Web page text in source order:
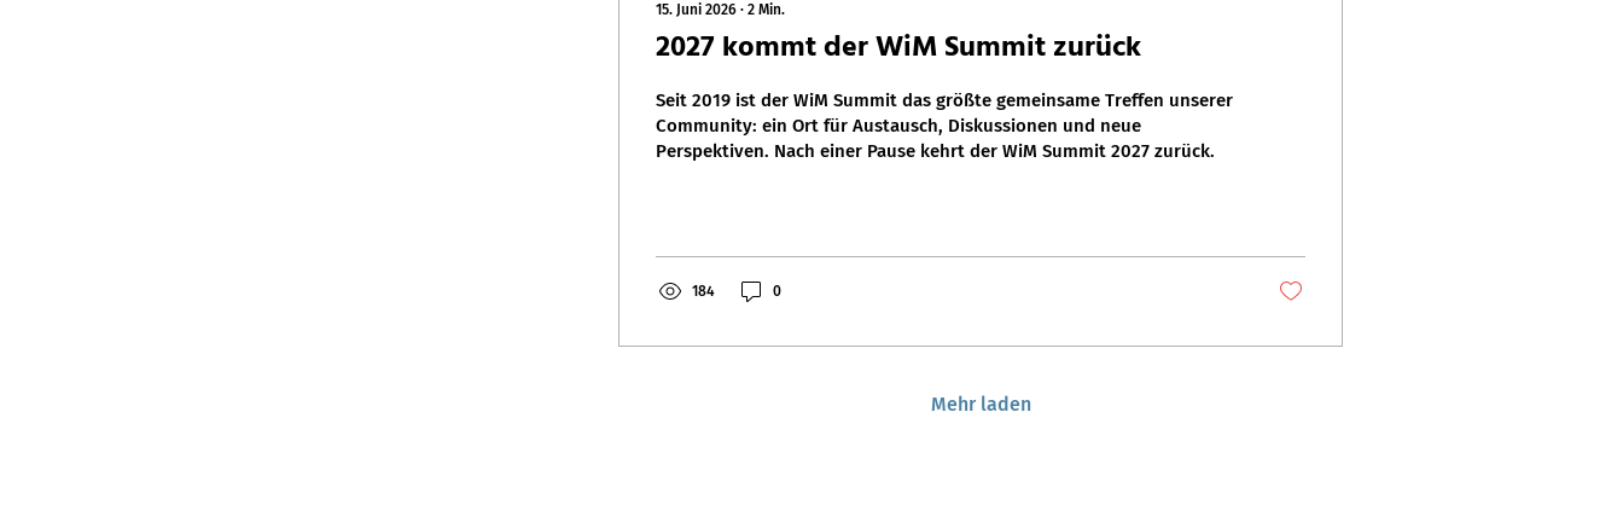
15. Juni 2026 ∙ 2 Min.
2027 kommt der WiM Summit zurück
Seit 2019 ist der WiM Summit das größte gemeinsame Treffen unserer
Community: ein Ort für Austausch, Diskussionen und neue
Perspektiven. Nach einer Pause kehrt der WiM Summit 2027 zurück.
184 0
Mehr laden